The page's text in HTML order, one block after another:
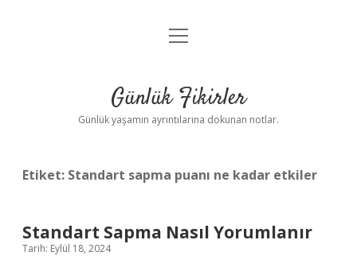
Anasayfa
Yasal Uyarı
menüyü
Günlük Fikirler
Günlük yaşamın ayrıntılarına dokunan notlar.
Etiket: Standart sapma puanı ne kadar etkiler
Standart Sapma Nasıl Yorumlanır
Tarih: Eylül 18, 2024